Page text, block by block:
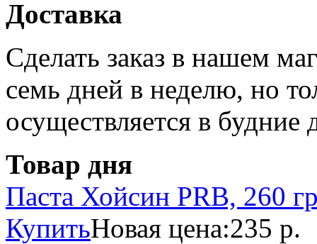
Доставка
Сделать заказ в нашем
семь дней в неделю, но
осуществляется в будние
Товар дня
Паста Хойсин PRB, 260
КупитьНовая цена:235 р.